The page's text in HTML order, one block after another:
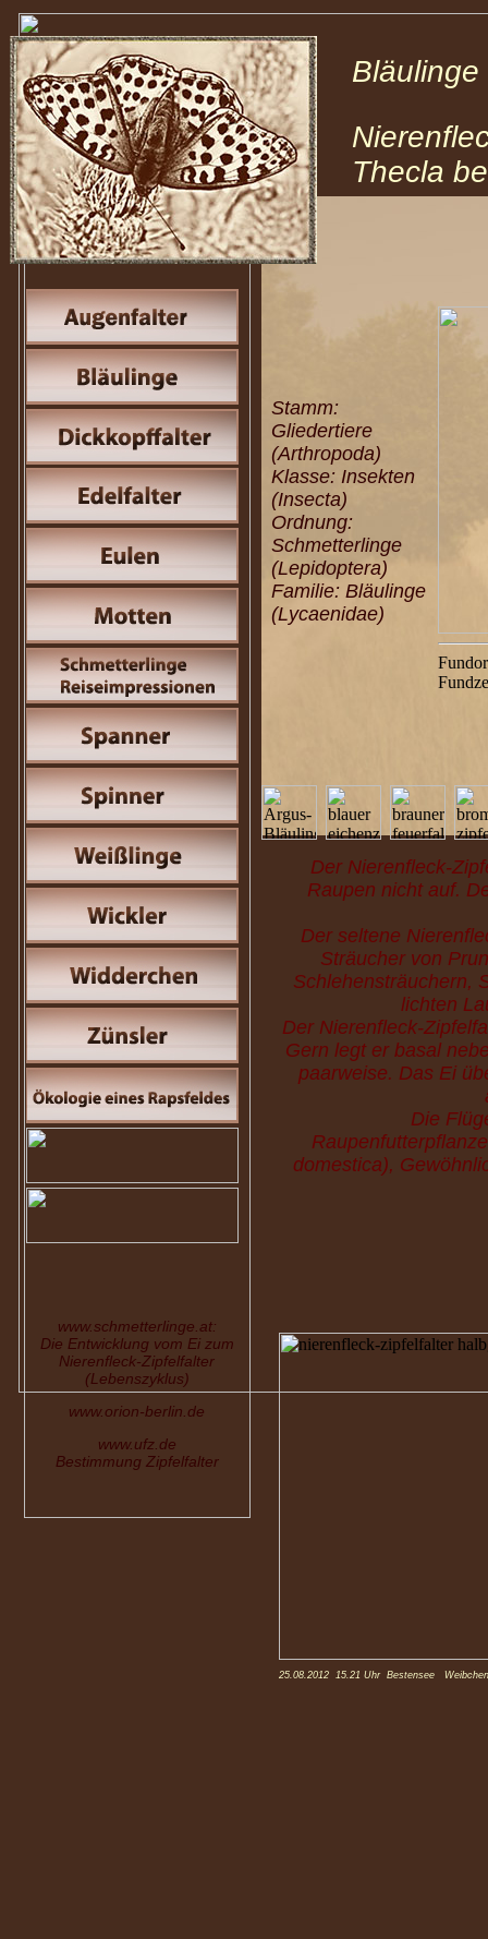
Thecla
Stamm:
Gliedertiere
(Arthropoda)
Klasse: Insekten
(Insecta)
Ordnung:
Schmetterlinge
(Lepidoptera)
Familie: Bläulinge
(Lycaenidae)
Der Nierenfleck-
Raupen nicht auf.
Der seltene
Sträucher von
Schlehensträuchern,
lichten
Der Nierenfleck-
Gern legt er basal
paarweise. Das Ei
Die
domestica),
25.08.2012 15.21 Uhr Bestensee Weibchen
www.schmetterlinge.at:
Die Entwicklung vom Ei zum
Nierenfleck-Zipfelfalter
(Lebenszyklus)
www.orion-berlin.de
www.ufz.de
Bestimmung Zipfelfalter